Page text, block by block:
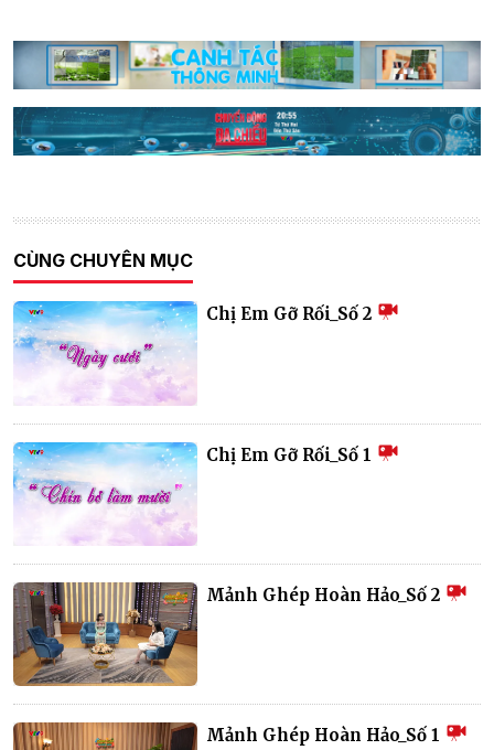
CÙNG CHUYÊN MỤC
Chị Em Gỡ Rối_Số 2
Chị Em Gỡ Rối_Số 1
Mảnh Ghép Hoàn Hảo_Số 2
Mảnh Ghép Hoàn Hảo_Số 1